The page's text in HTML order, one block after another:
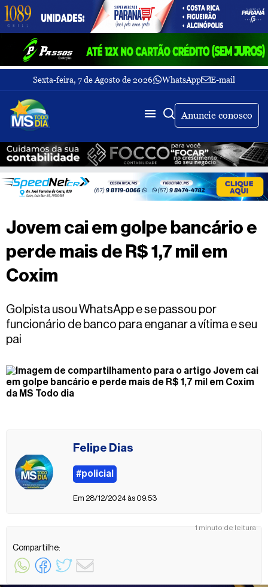
Sexta-feira, 7 de Agosto de 2026 WhatsApp E-mail
Fechar Menu
Últimas
notícias
Galeria
de
fotos
Sobre
Nós
TV
MS
dia
Fale
Anuncie conosco
Buscar
1 minuto de leitura
Jovem cai em golpe bancário e
perde mais de R$ 1,7 mil em
Coxim
Golpista usou WhatsApp e se passou por
funcionário de banco para enganar a vítima e seu
pai
Felipe Dias
#policial
Em 28/12/2024 às 09:53
Compartilhe: